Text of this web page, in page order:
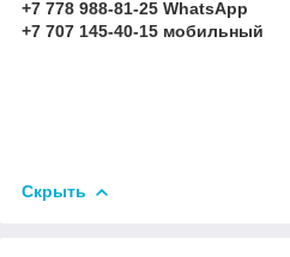
+7 778 988-81-25 WhatsApp
+7 707 145-40-15 мобильный
Скрыть